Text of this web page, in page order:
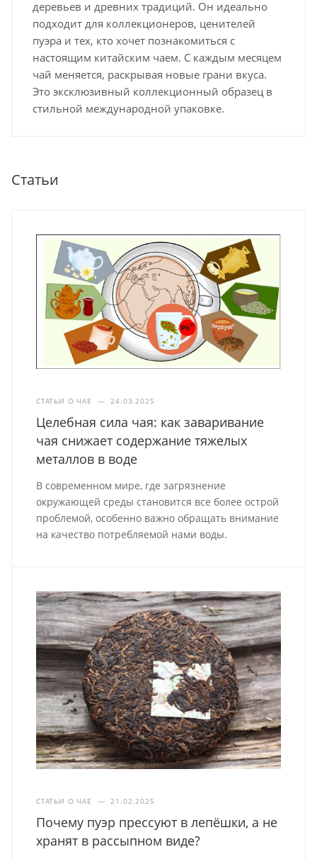
деревьев и древних традиций. Он идеально
подходит для коллекционеров, ценителей
пуэра и тех, кто хочет познакомиться с
настоящим китайским чаем. С каждым месяцем
чай меняется, раскрывая новые грани вкуса.
Это эксклюзивный коллекционный образец в
стильной международной упаковке.
Статьи
СТАТЬИ О ЧАЕ — 24.03.2025
Целебная сила чая: как заваривание
чая снижает содержание тяжелых
металлов в воде
В современном мире, где загрязнение
окружающей среды становится все более острой
проблемой, особенно важно обращать внимание
на качество потребляемой нами воды.
СТАТЬИ О ЧАЕ — 21.02.2025
Почему пуэр прессуют в лепёшки, а не
хранят в рассыпном виде?